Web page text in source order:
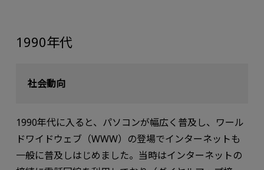
1990年代
社会動向
1990年代に⼊ると、パソコンが幅広く普及し、ワール
ドワイドウェブ（WWW）の登場でインターネットも
⼀般に普及しはじめました。当時はインターネットの